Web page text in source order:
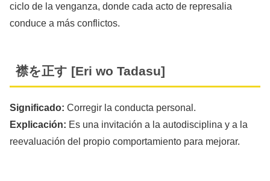
ciclo de la venganza, donde cada acto de represalia
conduce a más conflictos.
襟を正す [Eri wo Tadasu]
Significado: Corregir la conducta personal.
Explicación: Es una invitación a la autodisciplina y a la
reevaluación del propio comportamiento para mejorar.